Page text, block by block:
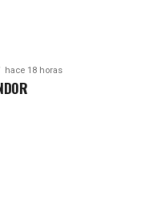
hace 18 horas